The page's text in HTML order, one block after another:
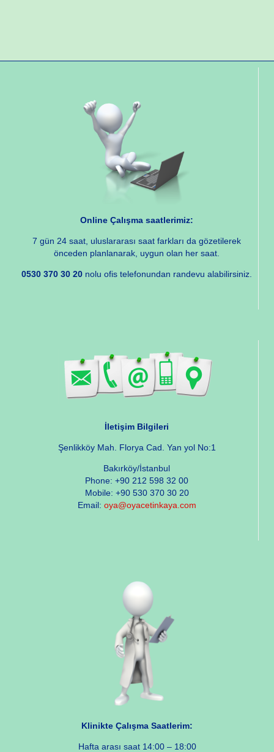
Online Çalışma saatlerimiz:
7 gün 24 saat, uluslararası saat farkları da gözetilerek
önceden planlanarak, uygun olan her saat.
0530 370 30 20 nolu ofis telefonundan randevu alabilirsiniz.
İletişim Bilgileri
Şenlikköy Mah. Florya Cad. Yan yol No:1
Bakırköy/İstanbul
Phone: +90 212 598 32 00
Mobile: +90 530 370 30 20
Email: oya@oyacetinkaya.com
Klinikte Çalışma Saatlerim:
Hafta arası saat 14:00 – 18:00